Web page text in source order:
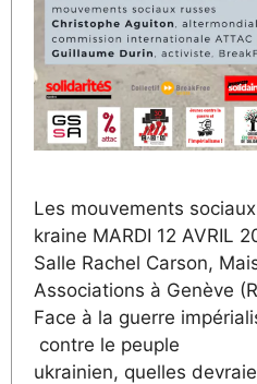
Les mouvements
kraine MARDI 12 AVRIL
Salle Rachel Carson,
Associations à Genève
Face à la guerre
contre le peuple
ukrainien, quelles